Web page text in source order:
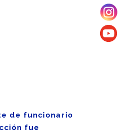
de funcionario
fue